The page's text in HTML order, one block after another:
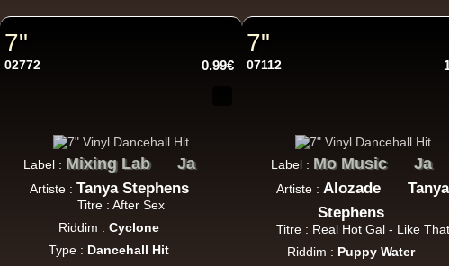
Reggae Hit
7"
7"
02772 0.99€
Label : Mixing Lab Ja
Artiste : Tanya Stephens
Titre : After Sex
Riddim :Cyclone
Type : Dancehall Hit
7"
07112
Label : Mo Music Ja
Artiste : Alozade
Tanya
Stephens
Titre : Real Hot Gal - Like That
Riddim : Puppy Water